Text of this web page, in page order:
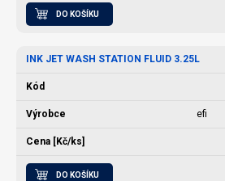
DO KOŠÍKU
INK JET WASH STATION FLUID 3.25L
efi
DO KOŠÍKU